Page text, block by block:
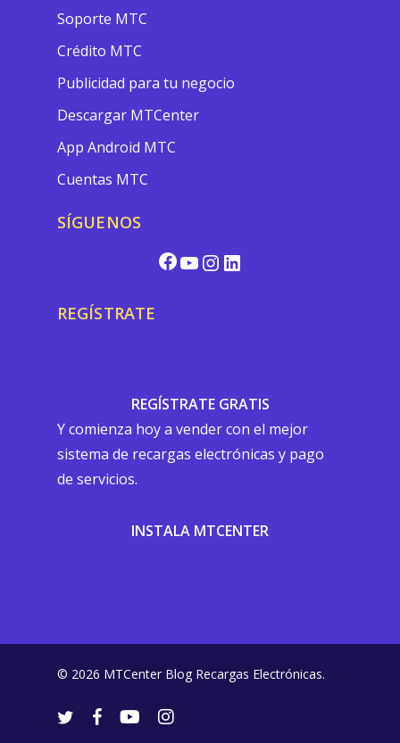
Soporte MTC
Crédito MTC
Publicidad para tu negocio
Descargar MTCenter
App Android MTC
Cuentas MTC
SÍGUENOS
REGÍSTRATE
REGÍSTRATE GRATIS
Y comienza hoy a vender con el mejor
sistema de recargas electrónicas y pago
de servicios.
INSTALA MTCENTER
© 2026 MTCenter Blog Recargas Electrónicas.